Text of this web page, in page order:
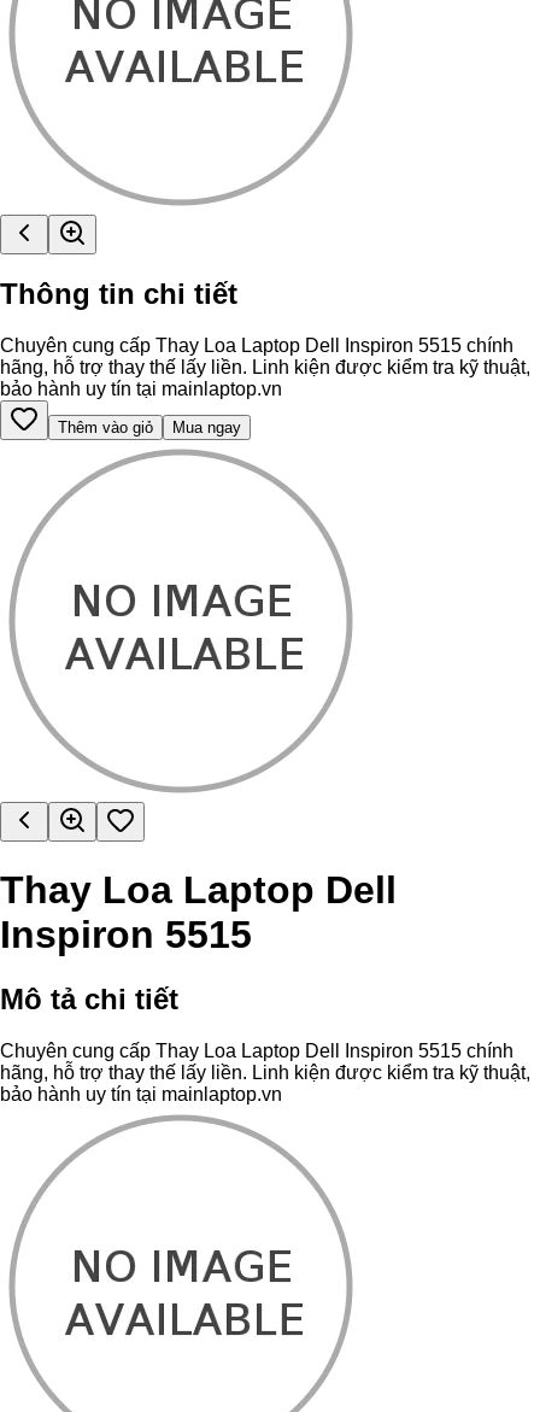
Thông tin chi tiết
Chuyên cung cấp Thay Loa Laptop Dell Inspiron 5515 chính
hãng, hỗ trợ thay thế lấy liền. Linh kiện được kiểm tra kỹ thuật,
bảo hành uy tín tại mainlaptop.vn
Thêm vào giỏ Mua ngay
Thay Loa Laptop Dell
Inspiron 5515
Mô tả chi tiết
Chuyên cung cấp Thay Loa Laptop Dell Inspiron 5515 chính
hãng, hỗ trợ thay thế lấy liền. Linh kiện được kiểm tra kỹ thuật,
bảo hành uy tín tại mainlaptop.vn